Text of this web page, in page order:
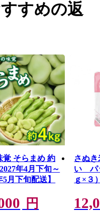
みたくなる街へ。皆様
すめの返
覚 そらまめ 約
年4月下旬～
5月下旬配送】
円
さぬ
い パ
ｇ×３